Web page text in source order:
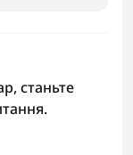
станьте